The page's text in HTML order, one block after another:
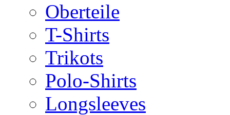
Oberteile
T-Shirts
Trikots
Polo-Shirts
Longsleeves